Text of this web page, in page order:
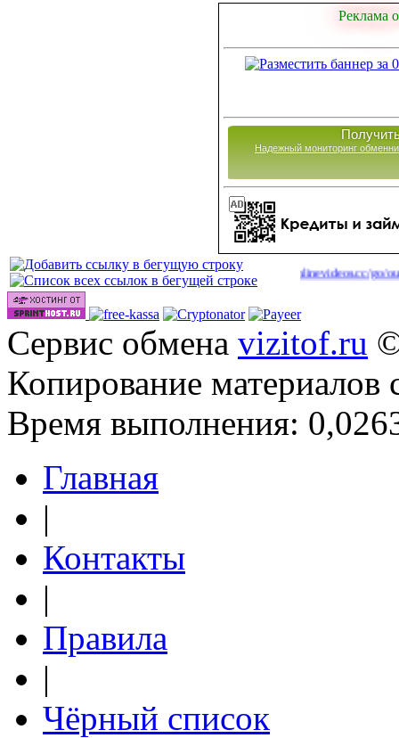
Реклама
Надежный мониторинг
Сайты для заработка в 2026 году(40)|http://onlinevideos.cc/go/out.php(42)
Сервис обмена vizitof.ru
Копирование материалов
Время выполнения:
Главная
|
Контакты
|
Правила
|
Чёрный список